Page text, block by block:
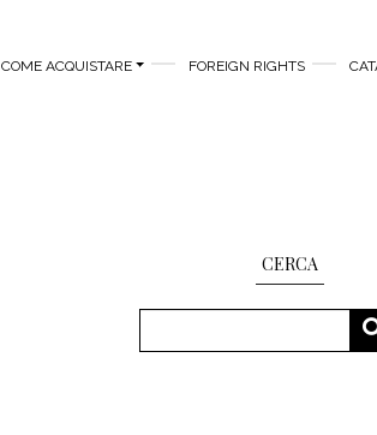
COME ACQUISTARE FOREIGN RIGHTS
CERCA